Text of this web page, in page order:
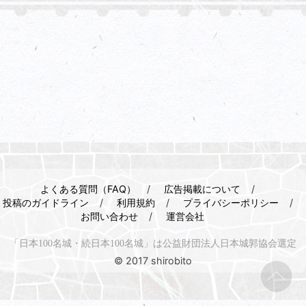
よくある質問（FAQ）
広告掲載について
投稿のガイドライン
利用規約
プライバシーポリシー
お問い合わせ
運営会社
「日本100名城・続日本100名城」は公益財団法人日本城郭協会選定
© 2017 shirobito